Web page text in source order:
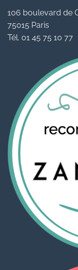
106 boulevard de
75015 Paris
Tél. 01 45 75 10 77